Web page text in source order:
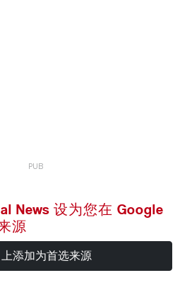
News 设为您在 Google
源
添加为首选来源